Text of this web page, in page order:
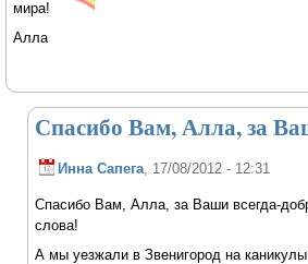
мира!
Алла
Спасибо Вам, Алла, за
Инна Сапега, 17/08/2012 - 12:31
Спасибо Вам, Алла, за Ваши всегда-
слова!
А мы уезжали в Звенигород на